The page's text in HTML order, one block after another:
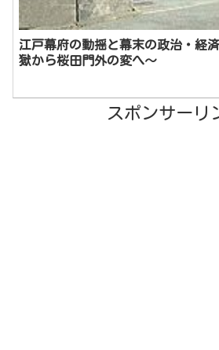
江戸幕府の動揺と幕末の政治・経
獄から桜田門外の変へ～
スポンサーリ